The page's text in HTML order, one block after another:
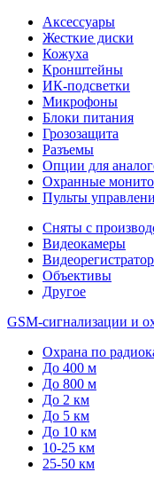
Аксессуары
Жесткие диски
Кожуха
Кронштейны
ИК-подсветки
Микрофоны
Блоки питания
Грозозащита
Разъемы
Опции для
Охранные
Пульты
Сняты с
Видеокамеры
Объективы
Другое
GSM-сигнализации и
Охрана по
До 400 м
До 800 м
До 2 км
До 5 км
До 10 км
10-25 км
25-50 км